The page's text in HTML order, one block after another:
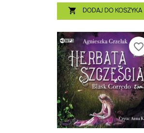
 DODAJ DO KOSZYKA
favorite_border